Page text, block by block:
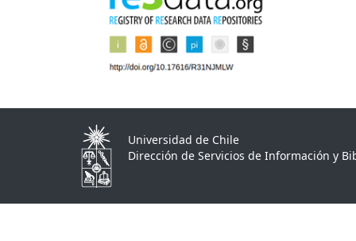
Universidad de Chile
Dirección de Servicios de Información y